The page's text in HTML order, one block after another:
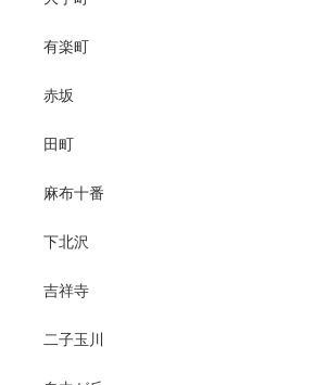
有楽町
赤坂
田町
麻布十番
下北沢
吉祥寺
二子玉川